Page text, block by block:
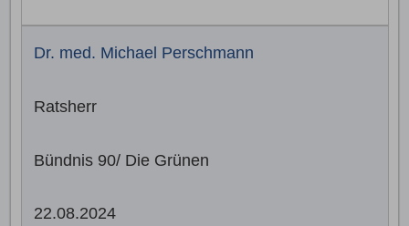
Dr. med. Michael Perschmann
Ratsherr
Bündnis 90/ Die Grünen
22.08.2024